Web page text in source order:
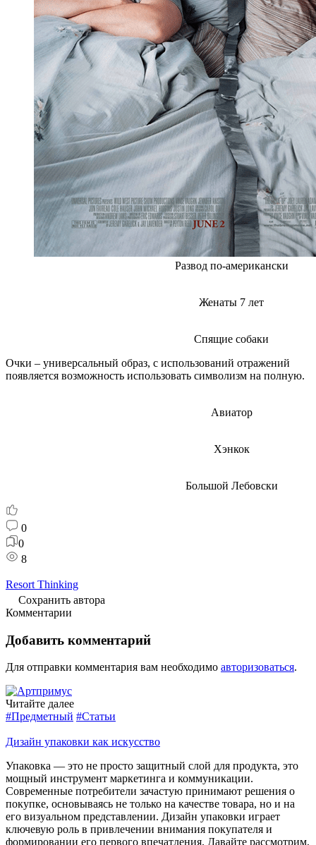
Развод по-американски
Женаты 7 лет
Спящие собаки
Очки – универсальный образ, с использований отражений
появляется возможность использовать символизм на полную.
Авиатор
Хэнкок
Большой Лебовски
0
0
8
Resort Thinking
Сохранить автора
Комментарии
Добавить комментарий
Для отправки комментария вам необходимо авторизоваться.
Читайте далее
#Предметный #Статьи
Дизайн упаковки как искусство
Упаковка — это не просто защитный слой для продукта, это
мощный инструмент маркетинга и коммуникации.
Современные потребители зачастую принимают решения о
покупке, основываясь не только на качестве товара, но и на
его визуальном представлении. Дизайн упаковки играет
ключевую роль в привлечении внимания покупателя и
формировании его первого впечатления. Давайте рассмотрим,